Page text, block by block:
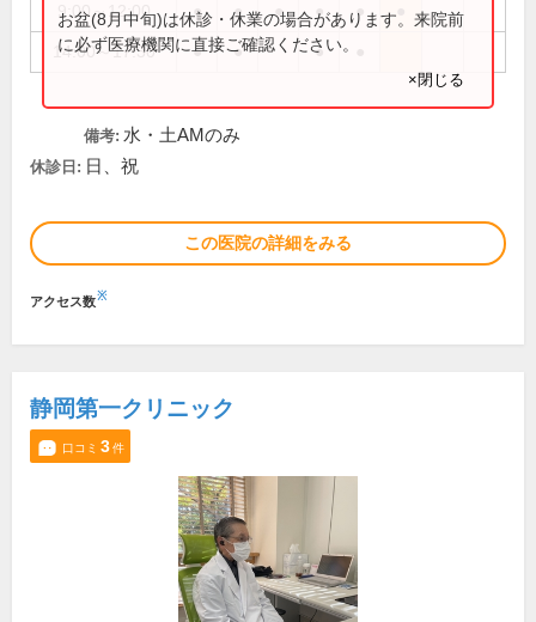
9:00～12:00 ● ● ● ● ●
14:00～17:30 ● ● ●
お盆(8月中旬)は休診・休業の場合があります。来院前
に必ず医療機関に直接ご確認ください。
×閉じる
備考: 水・土AMのみ
休診日: 日、祝
この医院の詳細をみる
アクセス数※
静岡第一クリニック
口コミ 3件